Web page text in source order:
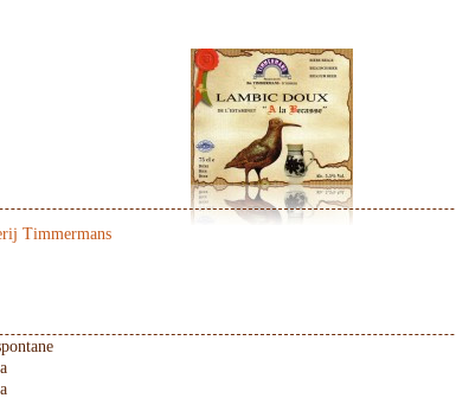
Timmermans